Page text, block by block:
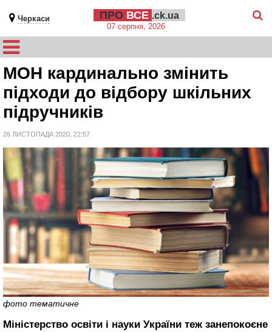
Черкаси ПРО ВСЕ .ck.ua
07 серпня, 2026
МОН кардинально змінить
підходи до відбору шкільних
підручників
26 ЛИСТОПАДА 2020, 22:57
фото тематичне
Міністерство освіти і науки України теж занепокоєне